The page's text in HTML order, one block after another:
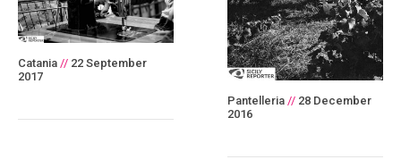
Catania // 22 September
2017
Pantelleria // 28 December
2016